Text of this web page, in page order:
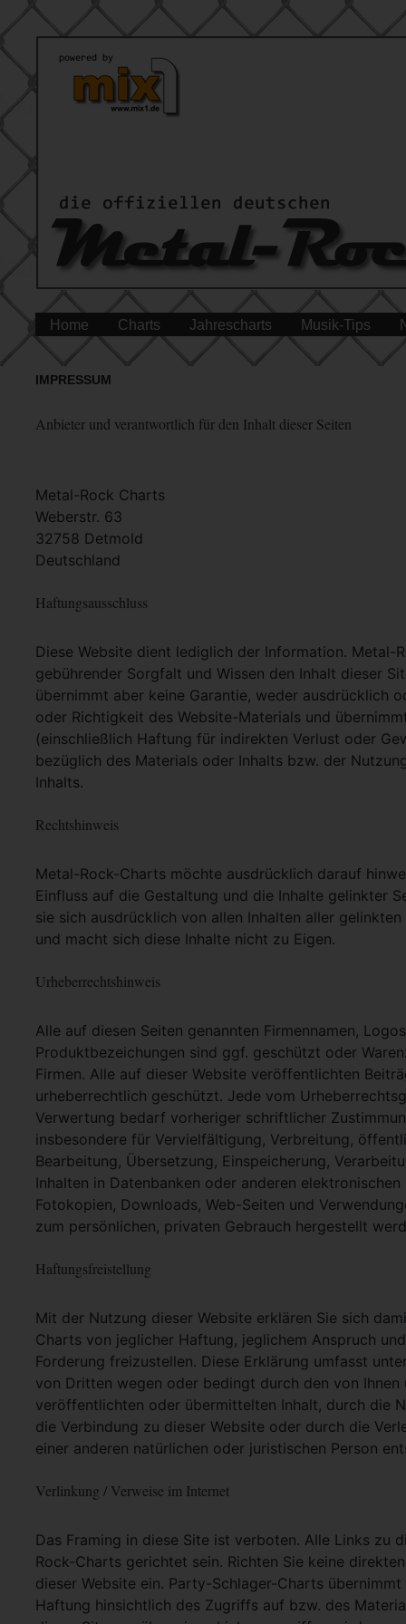
Home Charts Jahrescharts Musik-Tips
IMPRESSUM
Anbieter und verantwortlich für den Inhalt dieser Seiten
Metal-Rock Charts
Weberstr. 63
32758 Detmold
Deutschland
Haftungsausschluss
Diese Website dient lediglich der Information. Metal-
gebührender Sorgfalt und Wissen den Inhalt dieser
übernimmt aber keine Garantie, weder ausdrücklich
oder Richtigkeit des Website-Materials und
(einschließlich Haftung für indirekten Verlust oder
bezüglich des Materials oder Inhalts bzw. der
Inhalts.
Rechtshinweis
Metal-Rock-Charts möchte ausdrücklich darauf
Einfluss auf die Gestaltung und die Inhalte gelinkter
sie sich ausdrücklich von allen Inhalten aller
und macht sich diese Inhalte nicht zu Eigen.
Urheberrechtshinweis
Alle auf diesen Seiten genannten Firmennamen,
Produktbezeichungen sind ggf. geschützt oder
Firmen. Alle auf dieser Website veröffentlichten
urheberrechtlich geschützt. Jede vom
Verwertung bedarf vorheriger schriftlicher
insbesondere für Vervielfältigung, Verbreitung,
Bearbeitung, Übersetzung, Einspeicherung,
Inhalten in Datenbanken oder anderen
Fotokopien, Downloads, Web-Seiten und
zum persönlichen, privaten Gebrauch hergestellt
Haftungsfreistellung
Mit der Nutzung dieser Website erklären Sie sich
Charts von jeglicher Haftung, jeglichem Anspruch
Forderung freizustellen. Diese Erklärung umfasst
von Dritten wegen oder bedingt durch den von Ihnen
veröffentlichten oder übermittelten Inhalt, durch die
die Verbindung zu dieser Website oder durch die
einer anderen natürlichen oder juristischen Person
Verlinkung / Verweise im Internet
Das Framing in diese Site ist verboten. Alle Links zu
Rock-Charts gerichtet sein. Richten Sie keine
dieser Website ein. Party-Schlager-Charts
Haftung hinsichtlich des Zugriffs auf bzw. des